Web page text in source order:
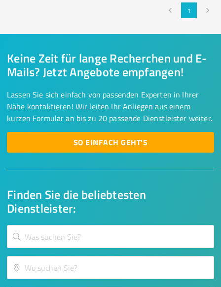
1
Finden Sie die beliebtesten
Dienstleister:
Keine Zeit für lange Recherchen und E-
Mails? Jetzt Angebote empfangen!
Lassen Sie sich einfach von passenden Experten in Ihrer
Nähe kontaktieren! Wir leiten Ihr Anliegen aus einem
kurzen Formular an bis zu 20 passende Dienstleister weiter.
SO EINFACH GEHT'S